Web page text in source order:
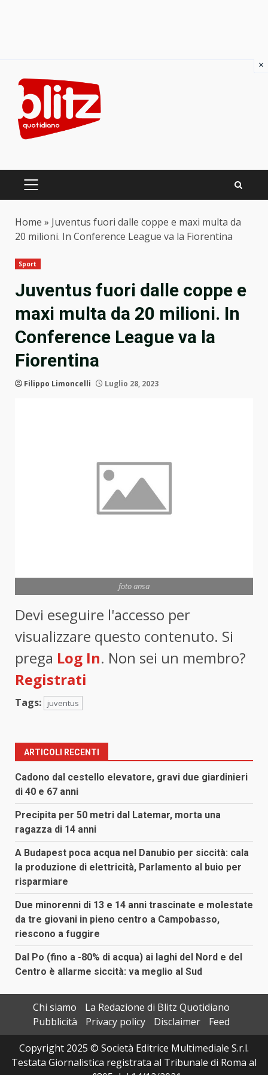
content
PRIMARY
Home » Juventus fuori dalle coppe e maxi multa da
20 milioni. In Conference League va la Fiorentina
Sport
Juventus fuori dalle coppe e
maxi multa da 20 milioni. In
Conference League va la
Fiorentina
Filippo Limoncelli Luglio 28, 2023
foto ansa
Devi eseguire l'accesso per
visualizzare questo contenuto. Si
prega Log In. Non sei un membro?
Registrati
Tags: juventus
ARTICOLI RECENTI
Cadono dal cestello elevatore, gravi due giardinieri
di 40 e 67 anni
Precipita per 50 metri dal Latemar, morta una
ragazza di 14 anni
A Budapest poca acqua nel Danubio per siccità: cala
la produzione di elettricità, Parlamento al buio per
risparmiare
Due minorenni di 13 e 14 anni trascinate e molestate
da tre giovani in pieno centro a Campobasso,
riescono a fuggire
Dal Po (fino a -80% di acqua) ai laghi del Nord e del
Centro è allarme siccità: va meglio al Sud
Chi siamo
La Redazione di Blitz Quotidiano
Pubblicità
Privacy policy Disclaimer
Feed
Copyright 2025 © Società Editrice Multimediale S.r.l.
Testata Giornalistica registrata al Tribunale di Roma al
×